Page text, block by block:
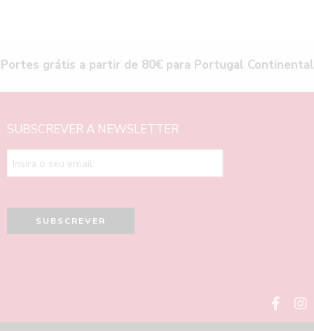
Portes grátis a partir de 80€ para Portugal Continental
SUBSCREVER A NEWSLETTER